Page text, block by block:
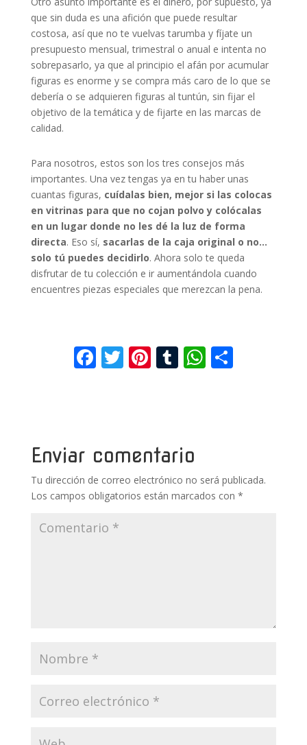
que sin duda es una afición que puede resultar
costosa, así que no te vuelvas tarumba y fíjate un
presupuesto mensual, trimestral o anual e intenta no
sobrepasarlo, ya que al principio el afán por acumular
figuras es enorme y se compra más caro de lo que se
debería o se adquieren figuras al tuntún, sin fijar el
objetivo de la temática y de fijarte en las marcas de
calidad.
Para nosotros, estos son los tres consejos más
importantes. Una vez tengas ya en tu haber unas
cuantas figuras, cuídalas bien, mejor si las colocas
en vitrinas para que no cojan polvo y colócalas
en un lugar donde no les dé la luz de forma
directa. Eso sí, sacarlas de la caja original o no…
solo tú puedes decidirlo. Ahora solo te queda
disfrutar de tu colección e ir aumentándola cuando
encuentres piezas especiales que merezcan la pena.
F
o
o
k
T Pi
st
T
r
W
p r
Enviar comentario
Tu dirección de correo electrónico no será publicada.
Los campos obligatorios están marcados con *